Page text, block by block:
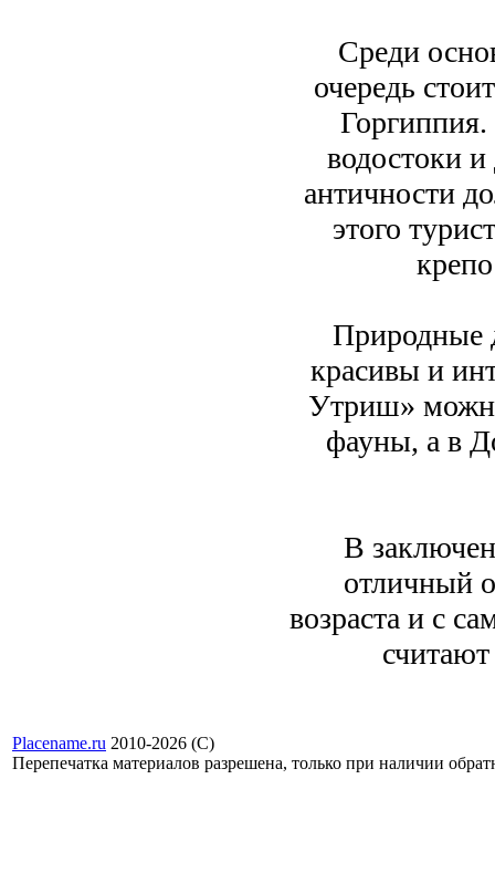
Среди
очередь
водостоки
античности
этого
Природные
красивы и
Утриш»
фауны, а в
В
отличный
возраста и с
Placename.ru 2010-2026 (С)
Перепечатка материалов разрешена, только при наличии